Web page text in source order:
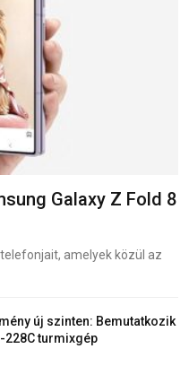
Galaxy Z Fold 8
amelyek közül az
új szinten: Bemutatkozik
228C turmixgép